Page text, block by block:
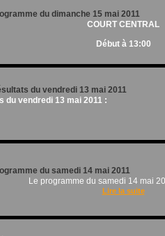
du dimanche 15 mai 2011
COURT CENTRAL
Début à 13:00
du vendredi 13 mai 2011
du vendredi 13 mai 2011 :
du samedi 14 mai 2011
Le programme du samedi 14 mai
Lire la suite